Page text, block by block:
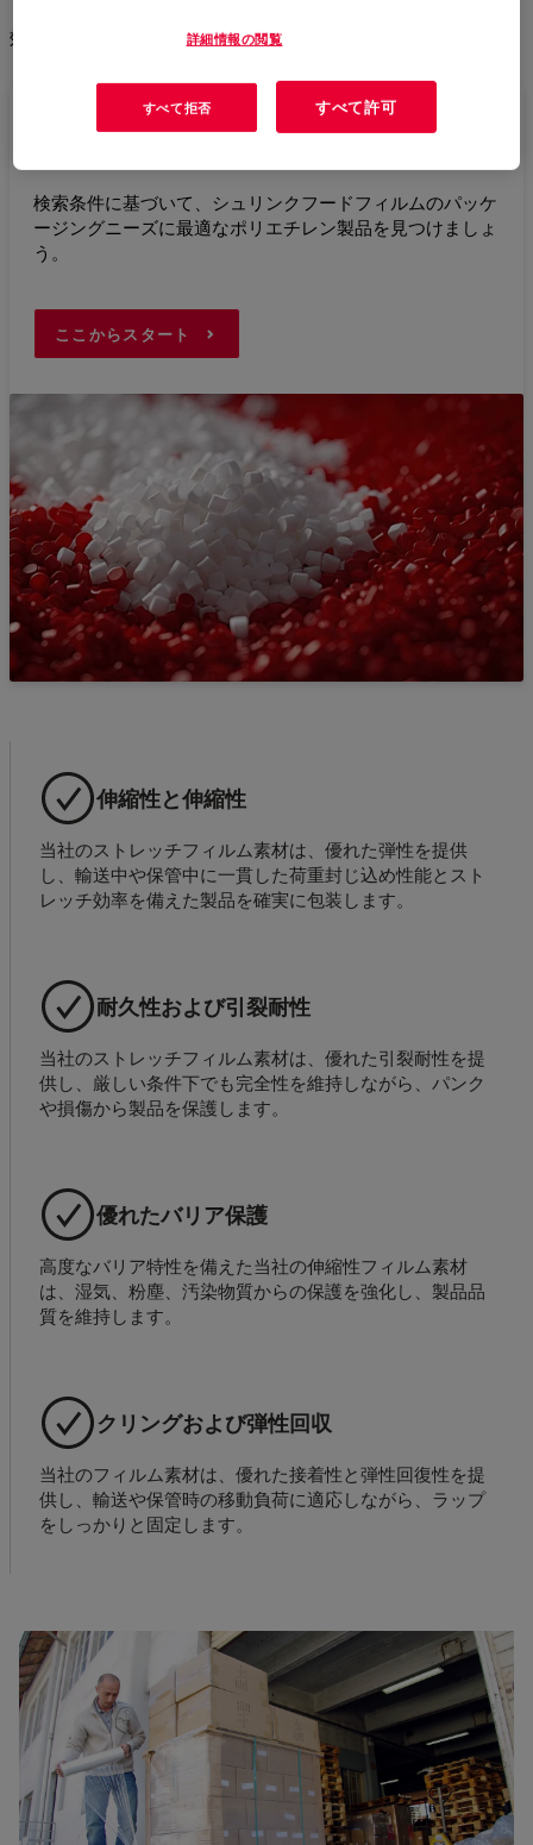
効率性をどのように促進できるかをご覧ください。
ポリエチレン製品選択ガイド
検索条件に基づいて、シュリンクフードフィルムのパッケ
ージングニーズに最適なポリエチレン製品を見つけましょ
う。
ここからスタート
伸縮性と伸縮性
当社のストレッチフィルム素材は、優れた弾性を提供
し、輸送中や保管中に一貫した荷重封じ込め性能とスト
レッチ効率を備えた製品を確実に包装します。
耐久性および引裂耐性
当社のストレッチフィルム素材は、優れた引裂耐性を提
供し、厳しい条件下でも完全性を維持しながら、パンク
や損傷から製品を保護します。
優れたバリア保護
高度なバリア特性を備えた当社の伸縮性フィルム素材
は、湿気、粉塵、汚染物質からの保護を強化し、製品品
質を維持します。
クリングおよび弾性回収
当社のフィルム素材は、優れた接着性と弾性回復性を提
供し、輸送や保管時の移動負荷に適応しながら、ラップ
をしっかりと固定します。
詳細情報の閲覧
すべて拒否 すべて許可